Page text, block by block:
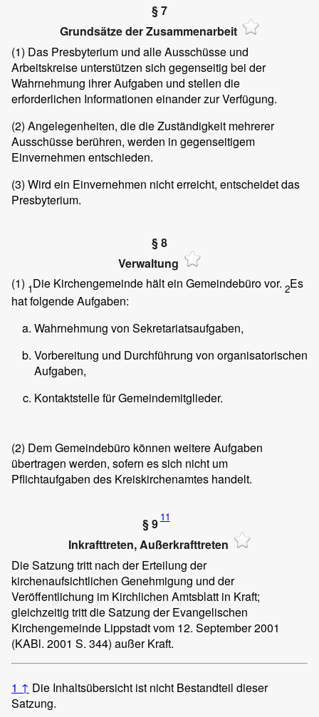
§ 7
Grundsätze der Zusammenarbeit
(1) Das Presbyterium und alle Ausschüsse und
Arbeitskreise unterstützen sich gegenseitig bei der
Wahrnehmung ihrer Aufgaben und stellen die
erforderlichen Informationen einander zur Verfügung.
(2) Angelegenheiten, die die Zuständigkeit mehrerer
Ausschüsse berühren, werden in gegenseitigem
Einvernehmen entschieden.
(3) Wird ein Einvernehmen nicht erreicht, entscheidet das
Presbyterium.
§ 8
Verwaltung
(1) 1Die Kirchengemeinde hält ein Gemeindebüro vor. 2Es
hat folgende Aufgaben:
Wahrnehmung von Sekretariatsaufgaben,
Vorbereitung und Durchführung von organisatorischen
Aufgaben,
Kontaktstelle für Gemeindemitglieder.
(2) Dem Gemeindebüro können weitere Aufgaben
übertragen werden, sofern es sich nicht um
Pflichtaufgaben des Kreiskirchenamtes handelt.
§ 9 11
Inkrafttreten, Außerkrafttreten
Die Satzung tritt nach der Erteilung der
kirchenaufsichtlichen Genehmigung und der
Veröffentlichung im Kirchlichen Amtsblatt in Kraft;
gleichzeitig tritt die Satzung der Evangelischen
Kirchengemeinde Lippstadt vom 12. September 2001
(KABl. 2001 S. 344) außer Kraft.
1 ↑ Die Inhaltsübersicht ist nicht Bestandteil dieser
Satzung.